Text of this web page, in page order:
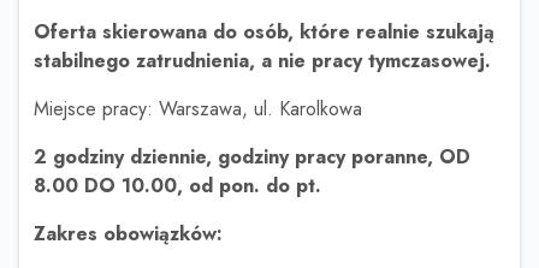
Oferta skierowana do osób, które realnie szukają
stabilnego zatrudnienia, a nie pracy tymczasowej.
Miejsce pracy: Warszawa, ul. Karolkowa
2 godziny dziennie, godziny pracy poranne, OD
8.00 DO 10.00, od pon. do pt.
Zakres obowiązków: